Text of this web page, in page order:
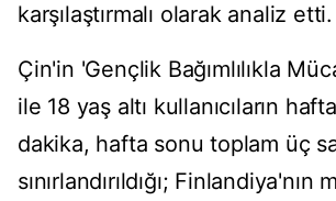
karşılaştırmalı olarak analiz etti.
Çin'in 'Gençlik Bağımlılıkla
ile 18 yaş altı kullanıcıların
dakika, hafta sonu toplam üç
sınırlandırıldığı; Finlandiya'nın